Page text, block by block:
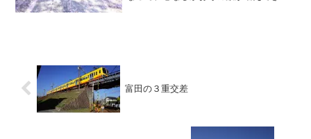
富田の３重交差